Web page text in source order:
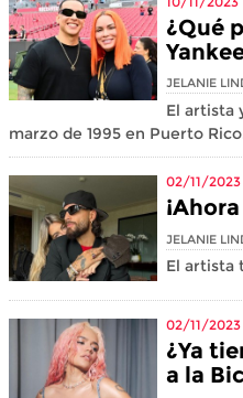
¿Qué
JELANIE
El artista
marzo de 1995 en Puerto
02/11/2023
JELANIE
El artista
02/11/2023
¿Ya
a la